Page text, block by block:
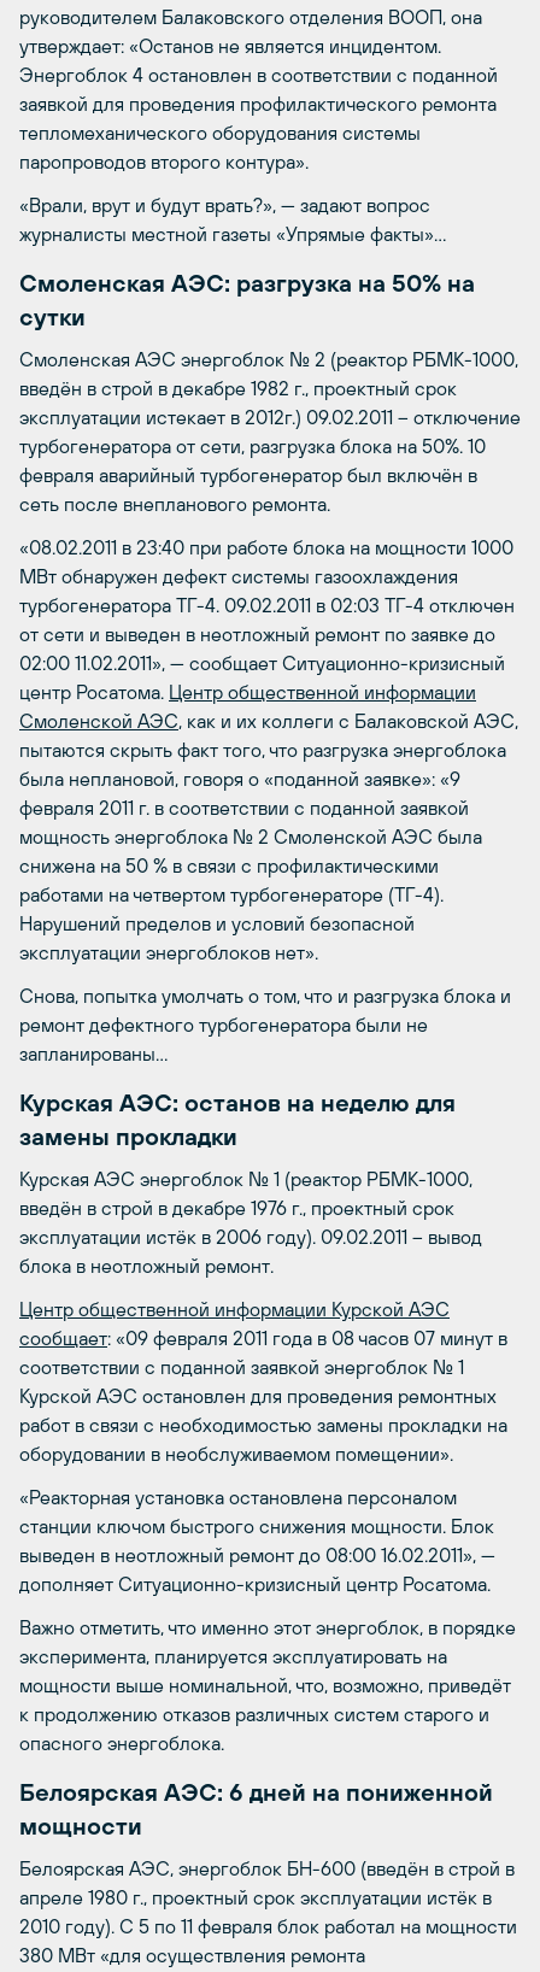
руководителем Балаковского отделения ВООП, она
утверждает: «Останов не является инцидентом.
Энергоблок 4 остановлен в соответствии с поданной
заявкой для проведения профилактического ремонта
тепломеханического оборудования системы
паропроводов второго контура».
«Врали, врут и будут врать?», — задают вопрос
журналисты местной газеты «Упрямые факты»…
Смоленская АЭС: разгрузка на 50% на
сутки
Смоленская АЭС энергоблок № 2 (реактор РБМК-1000,
введён в строй в декабре 1982 г., проектный срок
эксплуатации истекает в 2012г.) 09.02.2011 – отключение
турбогенератора от сети, разгрузка блока на 50%. 10
февраля аварийный турбогенератор был включён в
сеть после внепланового ремонта.
«08.02.2011 в 23:40 при работе блока на мощности 1000
МВт обнаружен дефект системы газоохлаждения
турбогенератора ТГ-4. 09.02.2011 в 02:03 ТГ-4 отключен
от сети и выведен в неотложный ремонт по заявке до
02:00 11.02.2011», — сообщает Ситуационно-кризисный
центр Росатома. Центр общественной информации
Смоленской АЭС, как и их коллеги с Балаковской АЭС,
пытаются скрыть факт того, что разгрузка энергоблока
была неплановой, говоря о «поданной заявке»: «9
февраля 2011 г. в соответствии с поданной заявкой
мощность энергоблока № 2 Смоленской АЭС была
снижена на 50 % в связи с профилактическими
работами на четвертом турбогенераторе (ТГ-4).
Нарушений пределов и условий безопасной
эксплуатации энергоблоков нет».
Снова, попытка умолчать о том, что и разгрузка блока и
ремонт дефектного турбогенератора были не
запланированы…
Курская АЭС: останов на неделю для
замены прокладки
Курская АЭС энергоблок № 1 (реактор РБМК-1000,
введён в строй в декабре 1976 г., проектный срок
эксплуатации истёк в 2006 году). 09.02.2011 – вывод
блока в неотложный ремонт.
Центр общественной информации Курской АЭС
сообщает: «09 февраля 2011 года в 08 часов 07 минут в
соответствии с поданной заявкой энергоблок № 1
Курской АЭС остановлен для проведения ремонтных
работ в связи с необходимостью замены прокладки на
оборудовании в необслуживаемом помещении».
«Реакторная установка остановлена персоналом
станции ключом быстрого снижения мощности. Блок
выведен в неотложный ремонт до 08:00 16.02.2011», —
дополняет Ситуационно-кризисный центр Росатома.
Важно отметить, что именно этот энергоблок, в порядке
эксперимента, планируется эксплуатировать на
мощности выше номинальной, что, возможно, приведёт
к продолжению отказов различных систем старого и
опасного энергоблока.
Белоярская АЭС: 6 дней на пониженной
мощности
Белоярская АЭС, энергоблок БН-600 (введён в строй в
апреле 1980 г., проектный срок эксплуатации истёк в
2010 году). С 5 по 11 февраля блок работал на мощности
380 МВт «для осуществления ремонта